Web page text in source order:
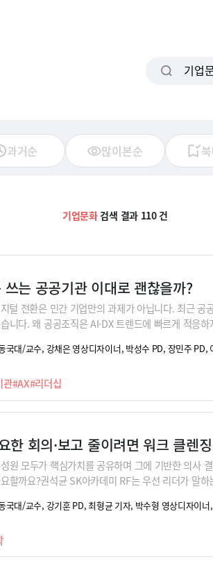
과거순 많이본순
기업문화검색 결과 110 건
쓰는 공공기관 이대로 괜찮을까?
관#AX#리더십
털 전환은 민간 기업만의 과제가 아닙니다. 최근
니다. 왜 공공조직은 AI·DX 트렌드에 빠르게 적응
국대/교수, 강채은 영상디자이너, 박성수 PD, 장민주 PD,
한 회의·보고 줄이려면 워크 클렌
원 모두가 핵심가치를 공유하며 그에 기반한 의사
할까요?권석균 SK아카데미 RF는 우선 리더가 말
요한 회의나 보고를 정기적으로 대청소해야 한다는
국대/교수, 강기훈 PD, 최형균 기자, 박수형 영상디자이너